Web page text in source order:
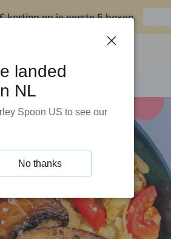
korting op je eerste 5 boxen.
landed
NL
Spoon US to see our
No thanks